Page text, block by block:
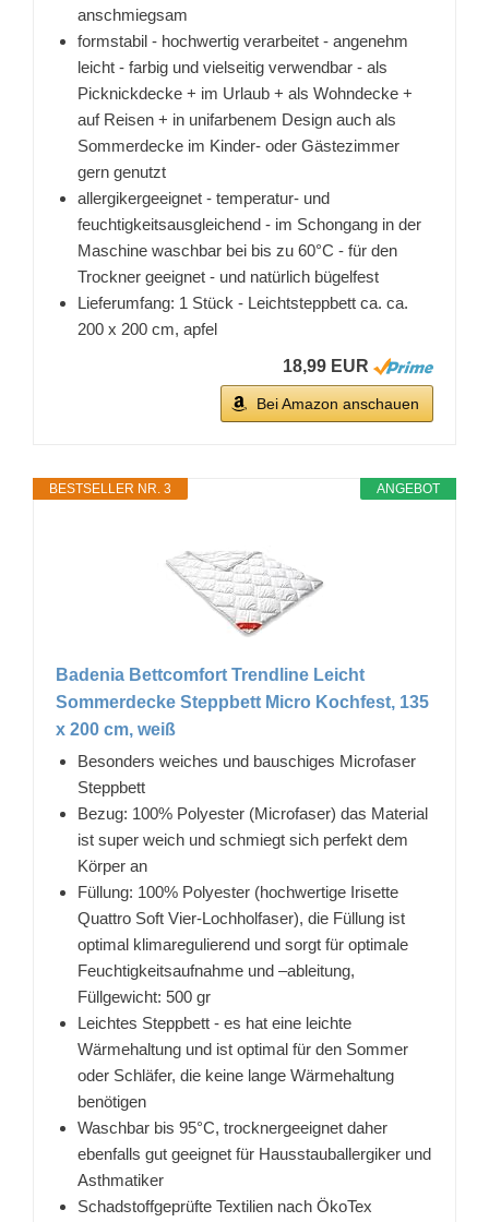
anschmiegsam
formstabil - hochwertig verarbeitet - angenehm
leicht - farbig und vielseitig verwendbar - als
Picknickdecke + im Urlaub + als Wohndecke +
auf Reisen + in unifarbenem Design auch als
Sommerdecke im Kinder- oder Gästezimmer
gern genutzt
allergikergeeignet - temperatur- und
feuchtigkeitsausgleichend - im Schongang in der
Maschine waschbar bei bis zu 60°C - für den
Trockner geeignet - und natürlich bügelfest
Lieferumfang: 1 Stück - Leichtsteppbett ca. ca.
200 x 200 cm, apfel
18,99 EUR
Bei Amazon anschauen
ANGEBOT
BESTSELLER NR. 3
Badenia Bettcomfort Trendline Leicht
Sommerdecke Steppbett Micro Kochfest, 135
x 200 cm, weiß
Besonders weiches und bauschiges Microfaser
Steppbett
Bezug: 100% Polyester (Microfaser) das Material
ist super weich und schmiegt sich perfekt dem
Körper an
Füllung: 100% Polyester (hochwertige Irisette
Quattro Soft Vier-Lochholfaser), die Füllung ist
optimal klimaregulierend und sorgt für optimale
Feuchtigkeitsaufnahme und –ableitung,
Füllgewicht: 500 gr
Leichtes Steppbett - es hat eine leichte
Wärmehaltung und ist optimal für den Sommer
oder Schläfer, die keine lange Wärmehaltung
benötigen
Waschbar bis 95°C, trocknergeeignet daher
ebenfalls gut geeignet für Hausstauballergiker und
Asthmatiker
Schadstoffgeprüfte Textilien nach ÖkoTex